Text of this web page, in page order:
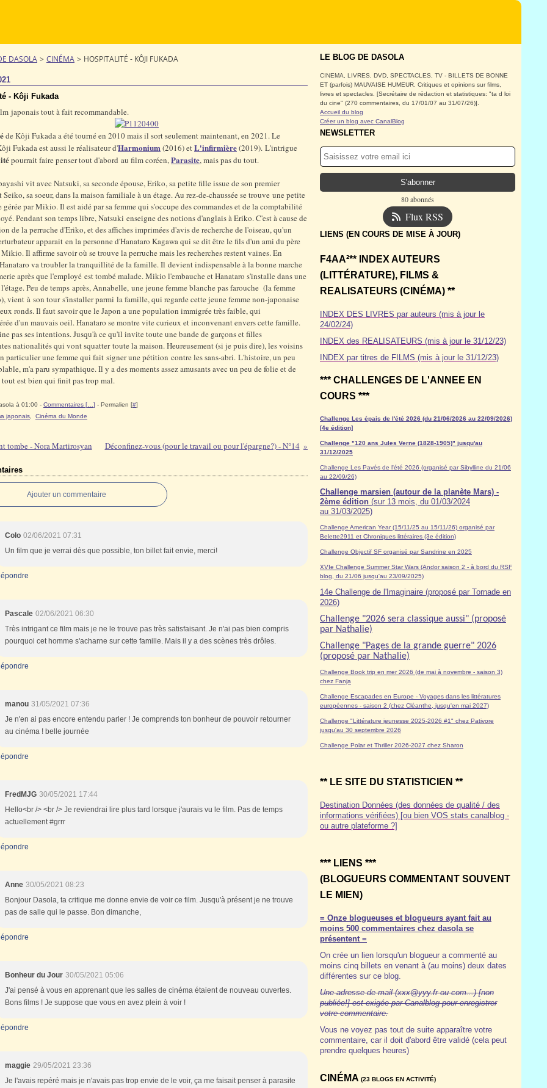
DASOLA > CINÉMA > HOSPITALITÉ - KÔJI FUKADA
- Kôji Fukada
japonais tout à fait recommandable.
de Kôji Fukada a été tourné en 2010 mais il sort seulement maintenant, en 2021. Le
Fukada est aussi le réalisateur d'Harmonium(2016) etL'infirmière(2019). L'intrigue
pourrait faire penser tout d'abord au film coréen,Parasite, mais pas du tout.
vit avec Natsuki, sa seconde épouse, Eriko, sa petite fille issue de son premier
Seiko, sa soeur, dans la maison familiale à un étage. Au rez-de-chaussée se trouve une petite
par Mikio. Il est aidé par sa femme qui s'occupe des commandes et de la comptabilité
Pendant son temps libre, Natsuki enseigne des notions d'anglais à Eriko. C'est à cause de
de la perruche d'Eriko, et des affiches imprimées d'avis de recherche de l'oiseau, qu'un
apparait en la personne d'Hanataro Kagawa qui se dit être le fils d'un ami du père
Il affirme savoir où se trouve la perruche mais les recherches restent vaines. En
va troubler la tranquillité de la famille. Il devient indispensable à la bonne marche
après que l'employé est tombé malade. Mikio l'embauche et Hanataro s'installe dans une
Peu de temps après, Annabelle, une jeune femme blanche pas farouche (la femme
vient à son tour s'installer parmi la famille, qui regarde cette jeune femme non-japonaise
ronds. Il faut savoir que le Japon a une population immigrée très faible, qui
d'un mauvais oeil. Hanataro se montre vite curieux et inconvenant envers cette famille.
pas ses intentions. Jusqu'à ce qu'il invite toute une bande de garçons et filles
nationalités qui vont squatter toute la maison. Heureusement (si je puis dire), les voisins
particulier une femme qui fait signer une pétition contre les sans-abri. L'histoire, un peu
m'a paru sympathique. Il y a des moments assez amusants avec un peu de folie et de
est bien qui finit pas trop mal.
à 01:00 - Commentaires [ ] - Permalien [#]
japonais Cinéma du Monde
tombe - Nora Martirosyan Déconfinez-vous (pour le travail ou pour l'épargne?) - N°14
Ajouter un commentaire
Colo 02/06/2021 07:31
Un film que je verrai dès que possible, ton billet fait envie, merci!
Pascale 02/06/2021 06:30
Très intrigant ce film mais je ne le trouve pas très satisfaisant. Je n'ai pas bien compris
pourquoi cet homme s'acharne sur cette famille. Mais il y a des scènes très drôles.
manou 31/05/2021 07:36
Je n'en ai pas encore entendu parler ! Je comprends ton bonheur de pouvoir retourner
au cinéma ! belle journée
FredMJG 30/05/2021 17:44
Hello<br /> <br /> Je reviendrai lire plus tard lorsque j'aurais vu le film. Pas de temps
actuellement #grrr
Anne 30/05/2021 08:23
Bonjour Dasola, ta critique me donne envie de voir ce film. Jusqu'à présent je ne trouve
pas de salle qui le passe. Bon dimanche,
Bonheur du Jour 30/05/2021 05:06
J'ai pensé à vous en apprenant que les salles de cinéma étaient de nouveau ouvertes.
Bons films ! Je suppose que vous en avez plein à voir !
maggie 29/05/2021 23:36
Je l'avais repéré mais je n'avais pas trop envie de le voir, ça me faisait penser à parasite
LE BLOG DE DASOLA
CINEMA, LIVRES, DVD, SPECTACLES, TV - BILLETS DE BONNE
ET (parfois) MAUVAISE HUMEUR. Critiques et opinions sur films,
livres et spectacles. [Secrétaire de rédaction et statistiques: "ta d loi
du cine" (270 commentaires, du 17/01/07 au 31/07/26)].
Accueil du blog
Créer un blog avec CanalBlog
NEWSLETTER
80 abonnés
Flux RSS
LIENS (EN COURS DE MISE À JOUR)
F4AA²** INDEX AUTEURS
(LITTÉRATURE), FILMS &
REALISATEURS (CINÉMA) **
INDEX DES LIVRES par auteurs (mis à jour le
24/02/24)
INDEX des REALISATEURS (mis à jour le 31/12/23)
INDEX par titres de FILMS (mis à jour le 31/12/23)
*** CHALLENGES DE L'ANNEE EN
COURS ***
Challenge Les épais de l'été 2026 (du 21/06/2026 au 22/09/2026)
[4e édition]
Challenge "120 ans Jules Verne (1828-1905)" jusqu'au
31/12/2025
Challenge Les Pavés de l'été 2026 (organisé par Sibylline du 21/06
au 22/09/26)
Challenge marsien (autour de la planète Mars) -
2ème édition (sur 13 mois, du 01/03/2024
au 31/03/2025)
Challenge American Year (15/11/25 au 15/11/26) organisé par
Belette2911 et Chroniques littéraires (3e édition)
Challenge Objectif SF organisé par Sandrine en 2025
XVIe Challenge Summer Star Wars (Andor saison 2 - à bord du RSF
blog, du 21/06 jusqu'au 23/09/2025)
14e Challenge de l'Imaginaire (proposé par Tornade en
2026)
Challenge "2026 sera classique aussi" (proposé
par Nathalie)
Challenge "Pages de la grande guerre" 2026
(proposé par Nathalie)
Challenge Book trip en mer 2026 (de mai à novembre - saison 3)
chez Fanja
Challenge Escapades en Europe - Voyages dans les littératures
européennes - saison 2 (chez Cléanthe, jusqu'en mai 2027)
Challenge "Littérature jeunesse 2025-2026 #1" chez Pativore
jusqu'au 30 septembre 2026
Challenge Polar et Thriller 2026-2027 chez Sharon
** LE SITE DU STATISTICIEN **
Destination Données (des données de qualité / des
informations vérifiées) [ou bien VOS stats canalblog -
ou autre plateforme ?]
*** LIENS ***
(BLOGUEURS COMMENTANT SOUVENT
LE MIEN)
= Onze blogueuses et blogueurs ayant fait au
moins 500 commentaires chez dasola se
présentent =
On crée un lien lorsqu'un blogueur a commenté au
moins cinq billets en venant à (au moins) deux dates
différentes sur ce blog.
Une adresse de mail (xxx@yyy.fr ou com...) [non
publiée!] est exigée par Canalblog pour enregistrer
votre commentaire.
Vous ne voyez pas tout de suite apparaître votre
commentaire, car il doit d'abord être validé (cela peut
prendre quelques heures)
CINÉMA (23 BLOGS EN ACTIVITÉ)